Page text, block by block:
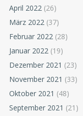
April 2022 (26)
März 2022 (37)
Februar 2022 (28)
Januar 2022 (19)
Dezember 2021 (23)
November 2021 (33)
Oktober 2021 (48)
September 2021 (21)